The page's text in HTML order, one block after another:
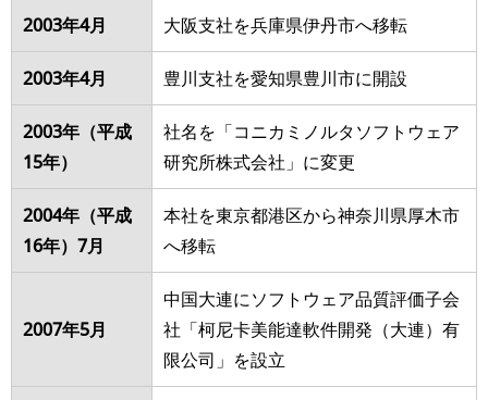
2003年4⽉ ⼤阪⽀社を兵庫県伊丹市へ移転
2003年4⽉ 豊川⽀社を愛知県豊川市に開設
2003年（平成
15年）
社名を「コニカミノルタソフトウェア
研究所株式会社」に変更
2004年（平成
16年）7⽉
本社を東京都港区から神奈川県厚⽊市
へ移転
2007年5⽉
中国⼤連にソフトウェア品質評価⼦会
社「柯尼卡美能達軟件開発（⼤連）有
限公司」を設⽴